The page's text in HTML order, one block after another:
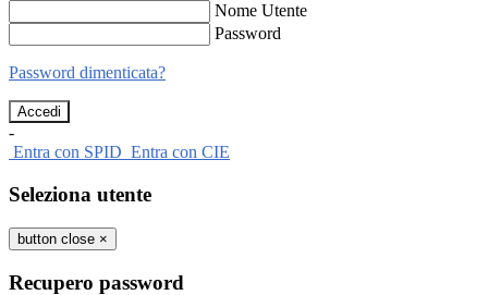
Nome Utente
Password
Password dimenticata?
-
Entra con SPID Entra con CIE
Seleziona utente
button close ×
Recupero password